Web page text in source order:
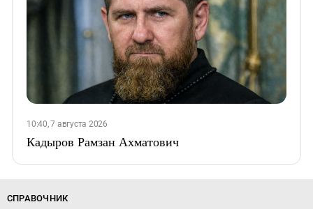
10:40, 7 августа 2026
Кадыров Рамзан Ахматович
СПРАВОЧНИК